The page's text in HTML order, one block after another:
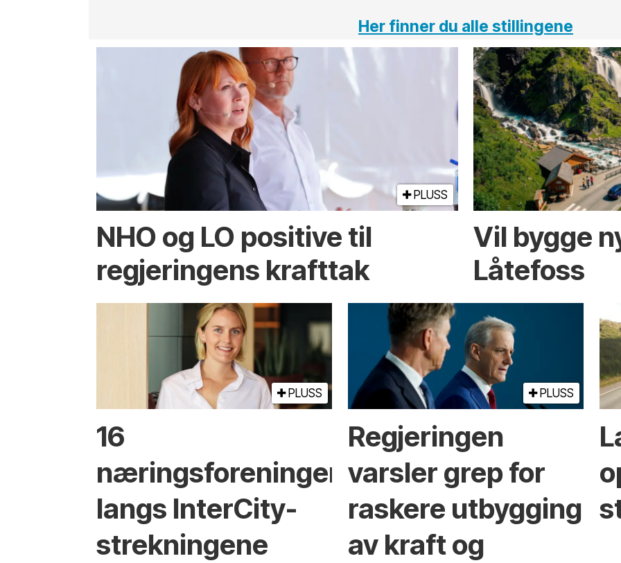
Her finner du alle stillingene
PLUSS
NHO og LO positive til
regjeringens krafttak
Vil bygge
Låtefoss
PLUSS
16
næringsforeninger
langs InterCity-
strekningene
PLUSS
Regjeringen
varsler grep for
raskere utbygging
av kraft og